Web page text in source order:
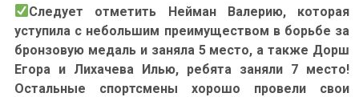
Следует отметить Нейман Валерию, которая
уступила с небольшим преимуществом в борьбе за
бронзовую медаль и заняла 5 место, а также Дорш
Егора и Лихачева Илью, ребята заняли 7 место!
Остальные спортсмены хорошо провели свои